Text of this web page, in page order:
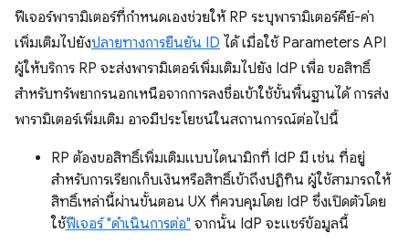
ฟีเจอร์พารามิเตอร์ที่กำหนดเองช่วยให้ RP ระบุพารามิเตอร์คีย์-ค่า
เพิ่มเติมไปยังปลายทางการยืนยัน ID ได้ เมื่อใช้ Parameters API
ผู้ให้บริการ RP จะส่งพารามิเตอร์เพิ่มเติมไปยัง IdP เพื่อ ขอสิทธิ์
สำหรับทรัพยากรนอกเหนือจากการลงชื่อเข้าใช้ขั้นพื้นฐานได้ การส่ง
พารามิเตอร์เพิ่มเติม อาจมีประโยชน์ในสถานการณ์ต่อไปนี้
RP ต้องขอสิทธิ์เพิ่มเติมแบบไดนามิกที่ IdP มี เช่น ที่อยู่
สำหรับการเรียกเก็บเงินหรือสิทธิ์เข้าถึงปฏิทิน ผู้ใช้สามารถให้
สิทธิ์เหล่านี้ผ่านขั้นตอน UX ที่ควบคุมโดย IdP ซึ่งเปิดตัวโดย
ใช้ฟีเจอร์ "ดำเนินการต่อ" จากนั้น IdP จะแชร์ข้อมูลนี้